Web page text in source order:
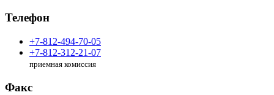
Телефон
+7-812-494-70-05
+7-812-312-21-07
приемная комиссия
Факс